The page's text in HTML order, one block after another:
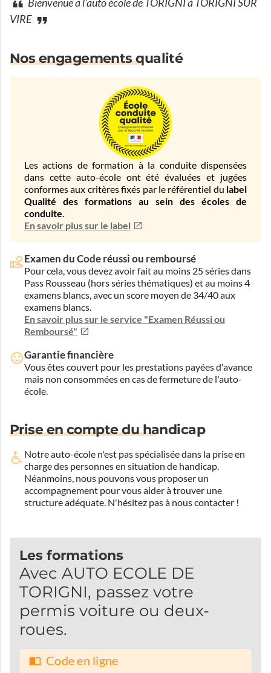
Bienvenue à l'auto école de TORIGNI à TORIGNI SUR
VIRE
Nos engagements qualité
Les actions de formation à la conduite dispensées
dans cette auto-école ont été évaluées et jugées
conformes aux critères fixés par le référentiel du label
Qualité des formations au sein des écoles de
conduite.
En savoir plus sur le label
Examen du Code réussi ou remboursé
Pour cela, vous devez avoir fait au moins 25 séries dans
Pass Rousseau (hors séries thématiques) et au moins 4
examens blancs, avec un score moyen de 34/40 aux
examens blancs.
En savoir plus sur le service "Examen Réussi ou
Remboursé"
Garantie financière
Vous êtes couvert pour les prestations payées d'avance
mais non consommées en cas de fermeture de l'auto-
école.
Prise en compte du handicap
Notre auto-école n'est pas spécialisée dans la prise en
charge des personnes en situation de handicap.
Néanmoins, nous pouvons vous proposer un
accompagnement pour vous aider à trouver une
structure adéquate. N'hésitez pas à nous contacter !
Les formations
Avec AUTO ECOLE DE
TORIGNI, passez votre
permis voiture ou deux-
roues.
Code en ligne